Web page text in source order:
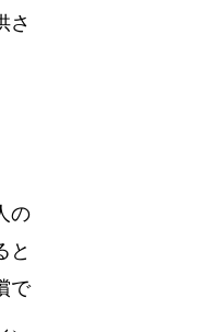
さ
の
と
で